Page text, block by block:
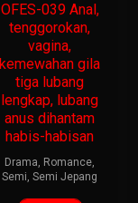
OFES-039 Anal,
tenggorokan,
vagina,
kemewahan gila
tiga lubang
lengkap, lubang
anus dihantam
habis-habisan
Drama, Romance,
Semi, Semi Jepang